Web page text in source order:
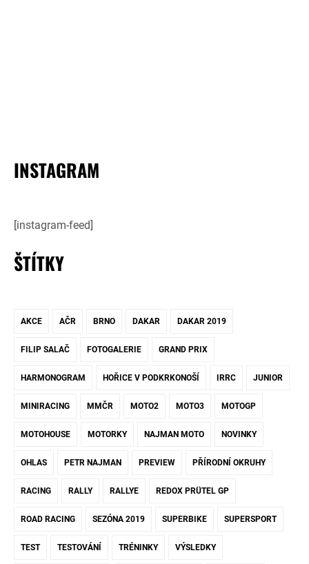
INSTAGRAM
[instagram-feed]
ŠTÍTKY
AKCE AČR BRNO DAKAR DAKAR 2019
FILIP SALAČ FOTOGALERIE GRAND PRIX
HARMONOGRAM HOŘICE V PODKRKONOŠÍ IRRC JUNIOR
MINIRACING MMČR MOTO2 MOTO3 MOTOGP
MOTOHOUSE MOTORKY NAJMAN MOTO NOVINKY
OHLAS PETR NAJMAN PREVIEW PŘÍRODNÍ OKRUHY
RACING RALLY RALLYE REDOX PRÜTEL GP
ROAD RACING SEZÓNA 2019 SUPERBIKE SUPERSPORT
TEST TESTOVÁNÍ TRÉNINKY VÝSLEDKY